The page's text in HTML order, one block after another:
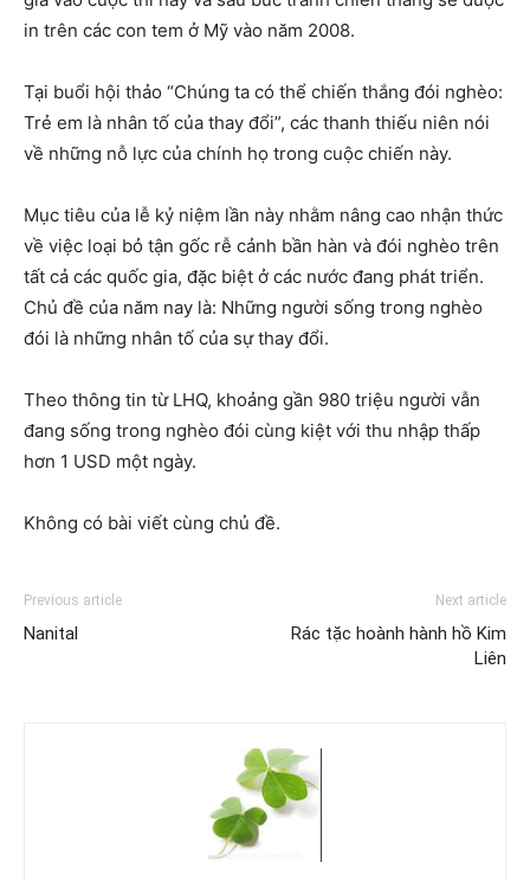
in trên các con tem ở Mỹ vào năm 2008.
Tại buổi hội thảo “Chúng ta có thể chiến thắng đói nghèo:
Trẻ em là nhân tố của thay đổi”, các thanh thiếu niên nói
về những nỗ lực của chính họ trong cuộc chiến này.
Mục tiêu của lễ kỷ niệm lần này nhằm nâng cao nhận thức
về việc loại bỏ tận gốc rễ cảnh bần hàn và đói nghèo trên
tất cả các quốc gia, đặc biệt ở các nước đang phát triển.
Chủ đề của năm nay là: Những người sống trong nghèo
đói là những nhân tố của sự thay đổi.
Theo thông tin từ LHQ, khoảng gần 980 triệu người vẫn
đang sống trong nghèo đói cùng kiệt với thu nhập thấp
hơn 1 USD một ngày.
Không có bài viết cùng chủ đề.
Previous article
Nanital
Next article
Rác tặc hoành hành hồ Kim
Liên